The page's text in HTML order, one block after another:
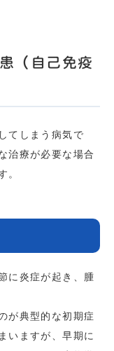
（自己免疫
てしまう病気で
治療が必要な場合
。
に炎症が起き、腫
が典型的な初期症
いますが、早期に